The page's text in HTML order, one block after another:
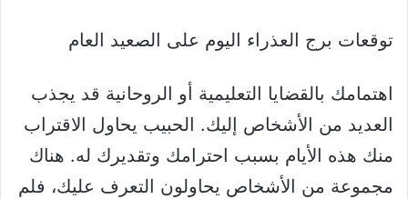
توقعات برج العذراء اليوم على الصعيد العام
اهتمامك بالقضايا التعليمية أو الروحانية قد يجذب
العديد من الأشخاص إليك. الحبيب يحاول الاقتراب
منك هذه الأيام بسبب احترامك وتقديرك له. هناك
مجموعة من الأشخاص يحاولون التعرف عليك، فلم